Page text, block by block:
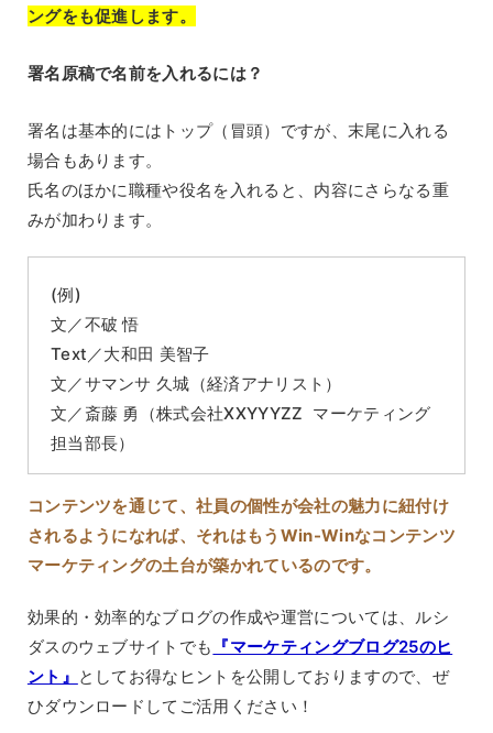
ングをも促進します。
署名原稿で名前を入れるには？
署名は基本的にはトップ（冒頭）ですが、末尾に入れる
場合もあります。
氏名のほかに職種や役名を入れると、内容にさらなる重
みが加わります。
(例)
文／不破 悟
Text／大和田 美智子
文／サマンサ 久城（経済アナリスト）
文／斎藤 勇（株式会社XXYYYZZ マーケティング
担当部長）
コンテンツを通じて、社員の個性が会社の魅力に紐付け
されるようになれば、それはもうWin-Winなコンテンツ
マーケティングの土台が築かれているのです。
効果的・効率的なブログの作成や運営については、ルシ
ダスのウェブサイトでも 『マーケティングブログ25のヒ
ント』 としてお得なヒントを公開しておりますので、ぜ
ひダウンロードしてご活用ください！